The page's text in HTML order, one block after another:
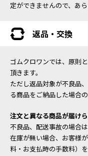
定ができませんので、あ
返品・交換
ゴムクロワンでは、原則
頂きます。
ただし返品対象が不良品
る商品をご納品した場合
注文と異なる商品が届け
不良品、配送事故の場合
在庫が無い場合、お客様
料・お支払時の手数料）